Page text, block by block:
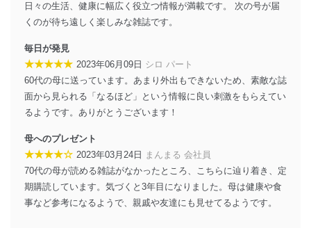
日々の生活、健康に幅広く役立つ情報が満載です。 次の号が届
くのが待ち遠しく楽しみな雑誌です。
毎日が発見
★★★★★ 2023年06月09日 シロ パート
60代の母に送っています。あまり外出もできないため、素敵な誌
面から見られる「なるほど」という情報に良い刺激をもらえてい
るようです。ありがとうございます！
母へのプレゼント
★★★★☆ 2023年03月24日 まんまる 会社員
70代の母が読める雑誌がなかったところ、こちらに辿り着き、定
期購読しています。気づくと3年目になりました。母は健康や食
事など参考になるようで、親戚や友達にも見せてるようです。